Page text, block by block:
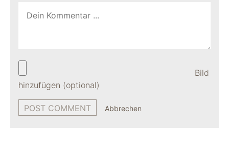
Bild
hinzufügen (optional)
Abbrechen